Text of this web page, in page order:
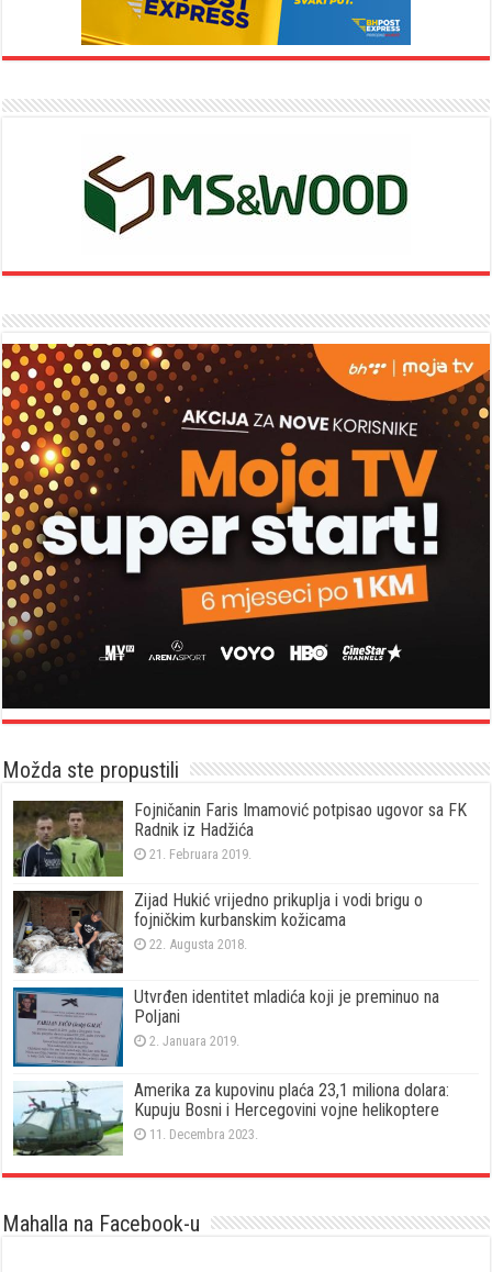
Možda ste propustili
Fojničanin Faris Imamović potpisao ugovor sa FK
Radnik iz Hadžića
21. Februara 2019.
Zijad Hukić vrijedno prikuplja i vodi brigu o
fojničkim kurbanskim kožicama
22. Augusta 2018.
Utvrđen identitet mladića koji je preminuo na
Poljani
2. Januara 2019.
Amerika za kupovinu plaća 23,1 miliona dolara:
Kupuju Bosni i Hercegovini vojne helikoptere
11. Decembra 2023.
Mahalla na Facebook-u